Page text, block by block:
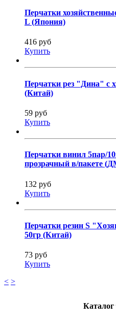
Перчатки
L (Япония)
416 руб
Купить
Перчатки рез "Дина" с
(Китай)
59 руб
Купить
Перчатки винил 5пар/
прозрачный в/пакете
132 руб
Купить
Перчатки резин S
50гр (Китай)
73 руб
Купить
< >
Каталог